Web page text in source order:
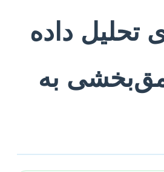
تحلیل داده
به